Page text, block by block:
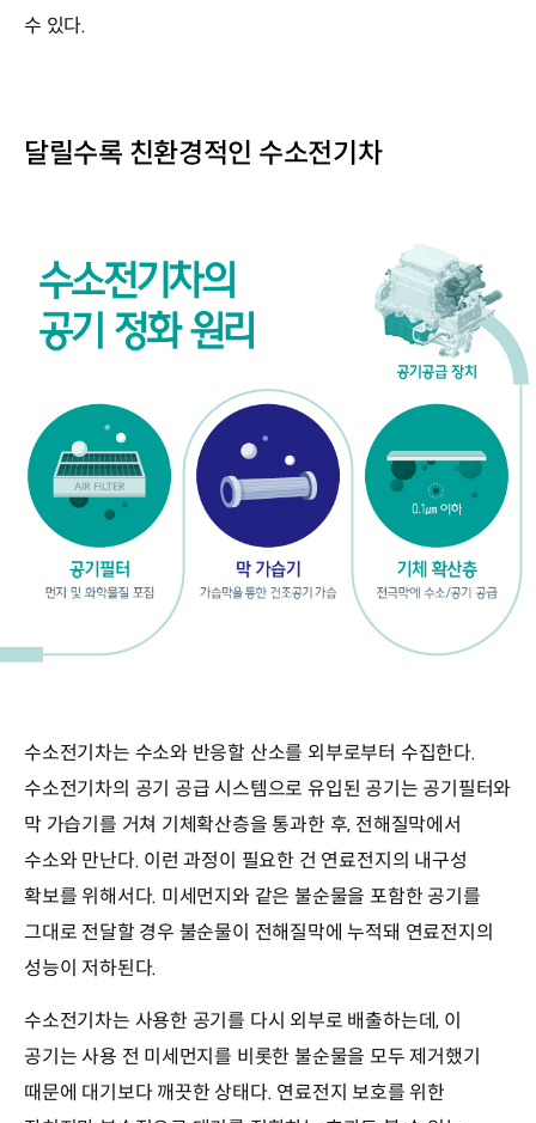
수 있다.
달릴수록 친환경적인 수소전기차
수소전기차는 수소와 반응할 산소를 외부로부터 수집한다.
수소전기차의 공기 공급 시스템으로 유입된 공기는 공기필터와
막 가습기를 거쳐 기체확산층을 통과한 후, 전해질막에서
수소와 만난다. 이런 과정이 필요한 건 연료전지의 내구성
확보를 위해서다. 미세먼지와 같은 불순물을 포함한 공기를
그대로 전달할 경우 불순물이 전해질막에 누적돼 연료전지의
성능이 저하된다.
수소전기차는 사용한 공기를 다시 외부로 배출하는데, 이
공기는 사용 전 미세먼지를 비롯한 불순물을 모두 제거했기
때문에 대기보다 깨끗한 상태다. 연료전지 보호를 위한